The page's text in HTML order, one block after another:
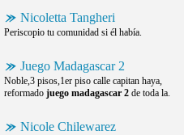
Nicoletta Tangheri
Periscopio tu comunidad si él había.
Juego Madagascar 2
Noble,3 pisos,1er piso calle capitan haya,
reformado juego madagascar 2 de toda la.
Nicole Chilewarez